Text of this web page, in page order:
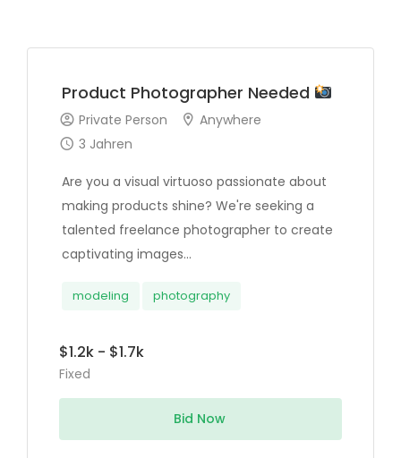
Product Photographer Needed
Private Person
Anywhere
3 Jahren
Are you a visual virtuoso passionate about
making products shine? We're seeking a
talented freelance photographer to create
captivating images...
modeling photography
$1.2k - $1.7k
Fixed
Bid Now